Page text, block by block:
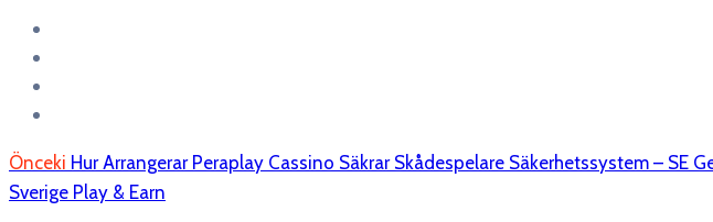
Önceki Hur Arrangerar Peraplay Cassino Säkrar Skådespelare Säkerhetssystem – SE
Sverige Play & Earn